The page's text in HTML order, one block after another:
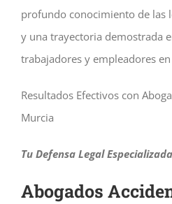
profundo conocimiento de las
y una trayectoria demostrada
trabajadores y empleadores en
Resultados Efectivos con
Murcia
Tu Defensa Legal
Abogados